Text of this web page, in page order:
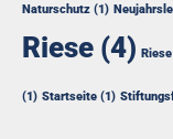
Naturschutz (1)
Riese (4)
(1) Startseite (1)